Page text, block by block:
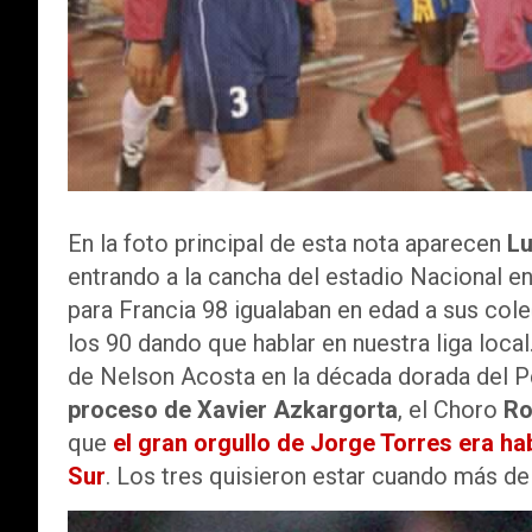
En la foto principal de esta nota aparecen
entrando a la cancha del estadio Nacional
para Francia 98 igualaban en edad a sus
los 90 dando que hablar en nuestra liga
de Nelson Acosta en la década dorada del
proceso de Xavier Azkargorta, el Choro
que el gran orgullo de Jorge Torres era
Sur. Los tres quisieron estar cuando más